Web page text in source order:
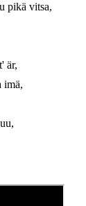
pikä vitsa,
är,
imä,